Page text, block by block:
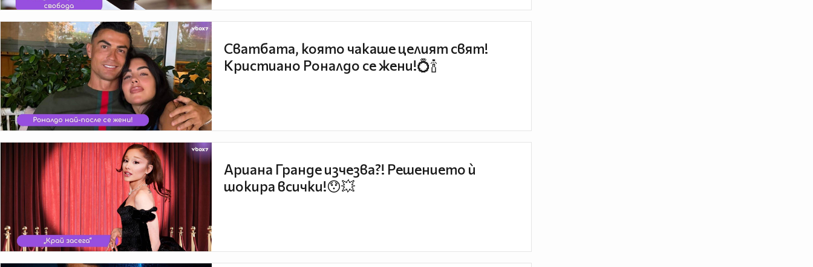
Сватбата, която чакаше целият свят!
Кристиано Роналдо се жени!💍🍾
Ариана Гранде изчезва?! Решението ѝ
шокира всички!😯💥